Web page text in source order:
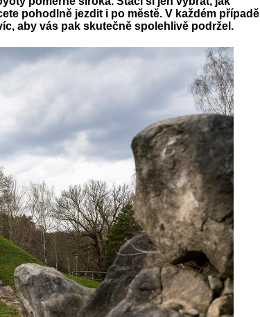
pohodlně jezdit i po městě. V každém případě
aby vás pak skutečně spolehlivě podržel.